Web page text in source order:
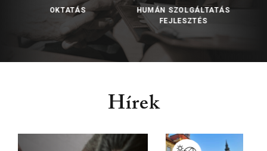
HUMÁN SZOLGÁLTATÁS
FEJLESZTÉS
EGÉSZSÉGÜGY
Hírek